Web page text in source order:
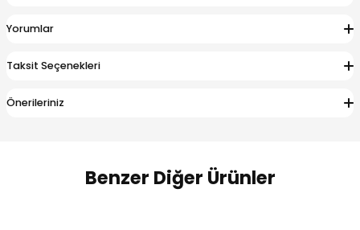
Yorumlar
Taksit Seçenekleri
Önerileriniz
Benzer Diğer Ürünler